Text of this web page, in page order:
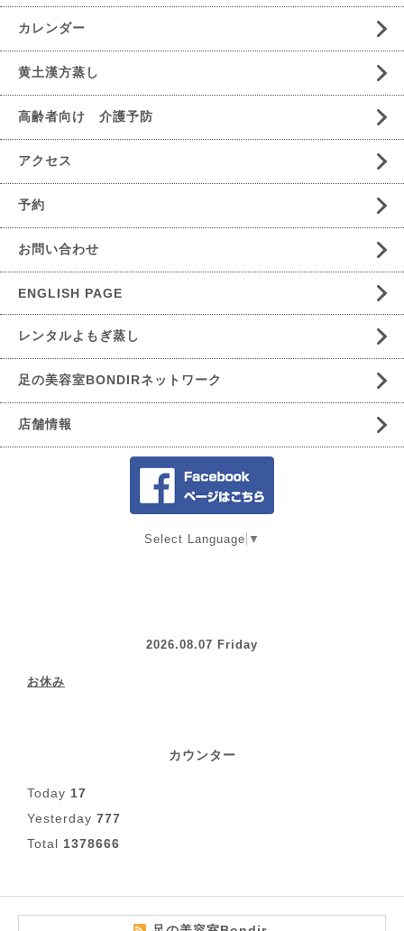
カレンダー
黄土漢方蒸し
高齢者向け 介護予防
アクセス
予約
お問い合わせ
ENGLISH PAGE
レンタルよもぎ蒸し
足の美容室BONDIRネットワーク
店舗情報
Select Language ▼
2026.08.07 Friday
お休み
カウンター
Today 17
Yesterday 777
Total 1378666